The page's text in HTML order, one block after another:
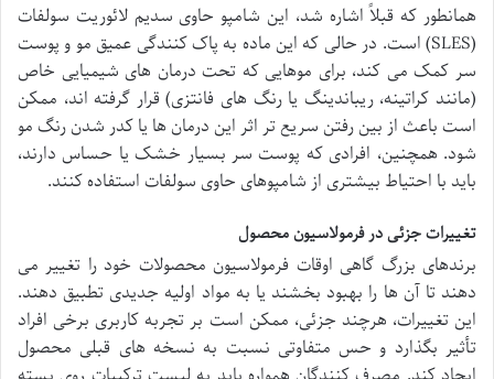
همانطور که قبلاً اشاره شد، این شامپو حاوی سدیم لائوریت سولفات
(SLES) است. در حالی که این ماده به پاک کنندگی عمیق مو و پوست
سر کمک می کند، برای موهایی که تحت درمان های شیمیایی خاص
(مانند کراتینه، ریباندینگ یا رنگ های فانتزی) قرار گرفته اند، ممکن
است باعث از بین رفتن سریع تر اثر این درمان ها یا کدر شدن رنگ مو
شود. همچنین، افرادی که پوست سر بسیار خشک یا حساس دارند،
باید با احتیاط بیشتری از شامپوهای حاوی سولفات استفاده کنند.
تغییرات جزئی در فرمولاسیون محصول
برندهای بزرگ گاهی اوقات فرمولاسیون محصولات خود را تغییر می
دهند تا آن ها را بهبود بخشند یا به مواد اولیه جدیدی تطبیق دهند.
این تغییرات، هرچند جزئی، ممکن است بر تجربه کاربری برخی افراد
تأثیر بگذارد و حس متفاوتی نسبت به نسخه های قبلی محصول